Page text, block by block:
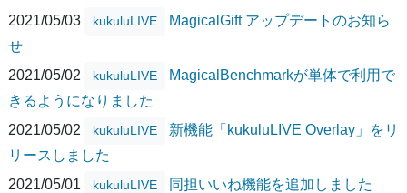
2021/05/03
kukuluLIVE
MagicalGift アップデートのお知ら
せ
2021/05/02
kukuluLIVE
MagicalBenchmarkが単体で利用で
きるようになりました
2021/05/02
kukuluLIVE
新機能「kukuluLIVE Overlay」をリ
リースしました
2021/05/01
kukuluLIVE 同担いいね機能を追加しました